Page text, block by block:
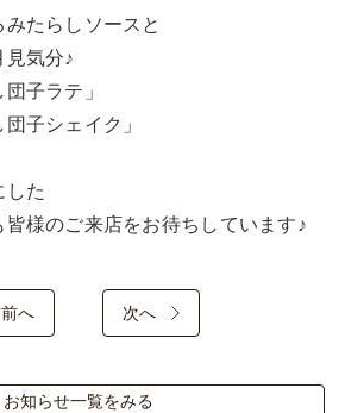
たらしソースと
見気分♪
子ラテ」
子シェイク」
した
皆様のご来店をお待ちしています♪
前へ 次へ
お知らせ一覧をみる